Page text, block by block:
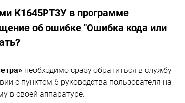
К1645РТ3У в программе
об ошибке "Ошибка кода или
необходимо сразу обратиться в службу
с пунктом 6 руководства пользователя на
в своей аппаратуре.